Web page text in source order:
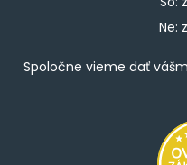
Ne:
Spoločne vieme dať